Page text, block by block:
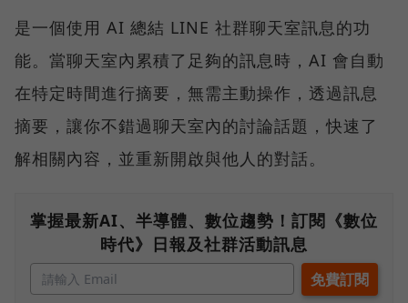
是一個使用 AI 總結 LINE 社群聊天室訊息的功
能。當聊天室內累積了足夠的訊息時，AI 會自動
在特定時間進行摘要，無需主動操作，透過訊息
摘要，讓你不錯過聊天室內的討論話題，快速了
解相關內容，並重新開啟與他人的對話。
掌握最新AI、半導體、數位趨勢！訂閱《數位
時代》日報及社群活動訊息